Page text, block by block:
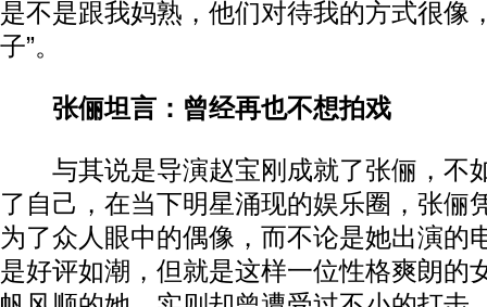
是不是跟我妈熟，他们对待我的方式很像
子”。
张俪坦言：曾经再也不想拍戏
与其说是导演赵宝刚成就了张俪，不
了自己，在当下明星涌现的娱乐圈，张俪
为了众人眼中的偶像，而不论是她出演的
是好评如潮，但就是这样一位性格爽朗的